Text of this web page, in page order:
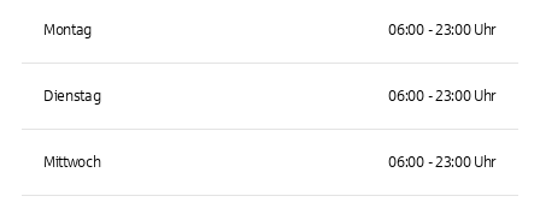
Montag 06:00 - 23:00 Uhr
Dienstag 06:00 - 23:00 Uhr
Mittwoch 06:00 - 23:00 Uhr